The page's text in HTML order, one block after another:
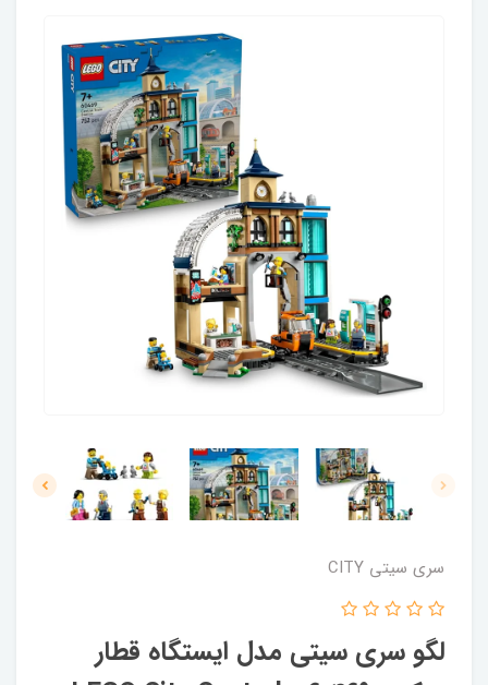
سری سیتی CITY
لگو سری سیتی مدل ایستگاه قطار